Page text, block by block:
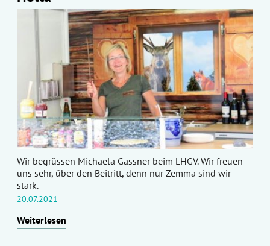
Wir begrüssen Michaela Gassner beim LHGV. Wir freuen
uns sehr, über den Beitritt, denn nur Zemma sind wir
stark.
20.07.2021
Weiterlesen